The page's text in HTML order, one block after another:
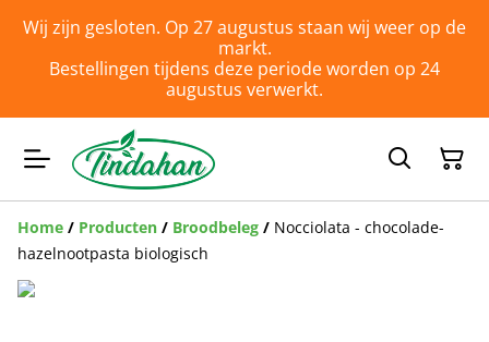
Wij zijn gesloten. Op 27 augustus staan wij weer op de
markt.
Bestellingen tijdens deze periode worden op 24
augustus verwerkt.
Home / Producten / Broodbeleg / Nocciolata - chocolade-
hazelnootpasta biologisch